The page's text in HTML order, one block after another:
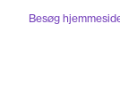
Besøg